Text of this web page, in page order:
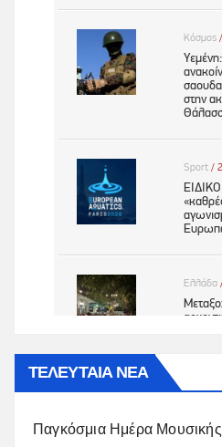
ΤΕΛΕΥΤΑΙΑ ΝΕΑ
Παγκόσμια Ημέρα Μουσικής